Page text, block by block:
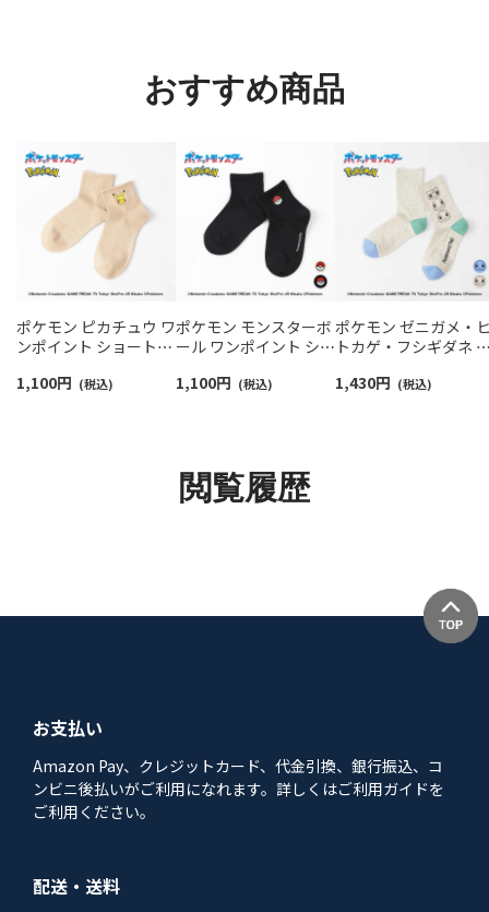
おすすめ商品
ポケモン ピカチュウ ワ
ンポイント ショート丈
ディース 03307015
1,100円 (税込)
ポケモン モンスターボ
ール ワンポイント ショ
04147306
1,100円 (税込)
ポケモン ゼニガメ・
トカゲ・フシギダネ
アル ソックス レディ
1,430円 (税込)
閲覧履歴
お支払い
Amazon Pay、クレジットカード、代金引換、銀行振込、コ
ンビニ後払いがご利用になれます。詳しくはご利用ガイドを
ご利用ください。
配送・送料